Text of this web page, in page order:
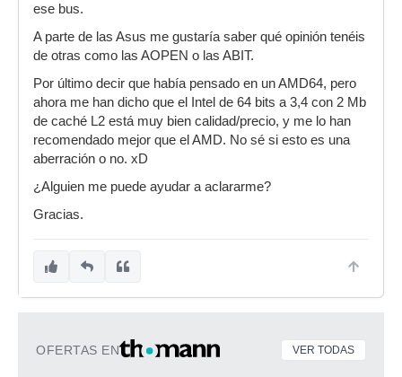
ese bus.
A parte de las Asus me gustaría saber qué opinión tenéis
de otras como las AOPEN o las ABIT.
Por último decir que había pensado en un AMD64, pero
ahora me han dicho que el Intel de 64 bits a 3,4 con 2 Mb
de caché L2 está muy bien calidad/precio, y me lo han
recomendado mejor que el AMD. No sé si esto es una
aberración o no. xD
¿Alguien me puede ayudar a aclararme?
Gracias.
OFERTAS EN VER TODAS